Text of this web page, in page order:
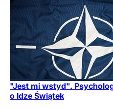
"Jest mi wstyd".
o Idze Świątek